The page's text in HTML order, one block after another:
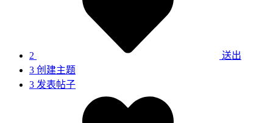
2
送出
3 创建主题
3 发表帖子